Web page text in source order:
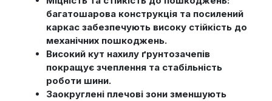
багатошарова конструкція та посилений
каркас забезпечують високу стійкість до
механічних пошкоджень.
Високий кут нахилу ґрунтозачепів
покращує зчеплення та стабільність
роботи шини.
Заокруглені плечові зони зменшують